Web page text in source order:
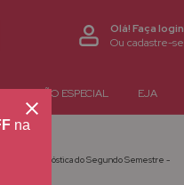
Olá!Faça login
Ou cadastre-se
EDUCAÇÃO ESPECIAL EJA
Avaliação Diagnóstica do Segundo Semestre -
na